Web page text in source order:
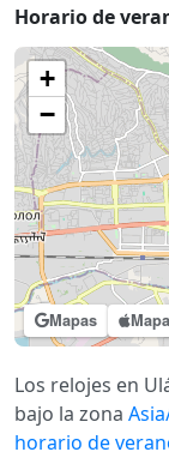
Horario de
Mapas
+
−
Los relojes en
bajo la zona
horario de